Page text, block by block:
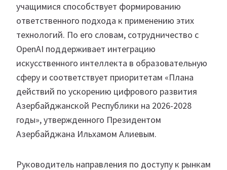
учащимися способствует формированию
ответственного подхода к применению этих
технологий. По его словам, сотрудничество с
OpenAI поддерживает интеграцию
искусственного интеллекта в образовательную
сферу и соответствует приоритетам «Плана
действий по ускорению цифрового развития
Азербайджанской Республики на 2026-2028
годы», утвержденного Президентом
Азербайджана Ильхамом Алиевым.
Руководитель направления по доступу к рынкам